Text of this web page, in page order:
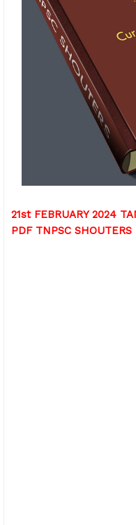
21st FEBRUARY 2024
PDF TNPSC SHOUTERS